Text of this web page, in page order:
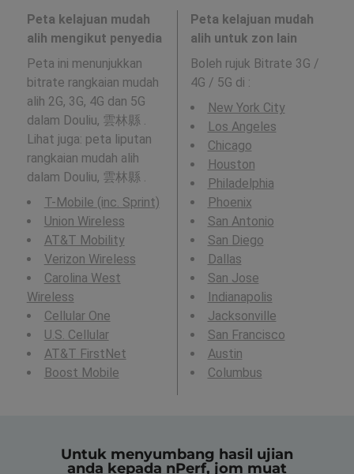
Peta kelajuan mudah
alih mengikut penyedia
Peta ini menunjukkan
bitrate rangkaian mudah
alih 2G, 3G, 4G dan 5G
dalam Douliu, 雲林縣 .
Lihat juga: peta liputan
rangkaian mudah alih
dalam Douliu, 雲林縣 .
T-Mobile (inc. Sprint)
Union Wireless
AT&T Mobility
Verizon Wireless
Carolina West
Wireless
Cellular One
U.S. Cellular
AT&T FirstNet
Boost Mobile
Peta kelajuan mudah
alih untuk zon lain
Boleh rujuk Bitrate 3G /
4G / 5G di :
New York City
Los Angeles
Chicago
Houston
Philadelphia
Phoenix
San Antonio
San Diego
Dallas
San Jose
Indianapolis
Jacksonville
San Francisco
Austin
Columbus
Untuk menyumbang hasil ujian
anda kepada nPerf, jom muat